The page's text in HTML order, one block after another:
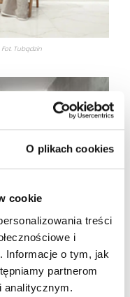
O plikach cookies
cookie
treści
i
Informacje o tym, jak
partnerom
analitycznym.
Tubądzin